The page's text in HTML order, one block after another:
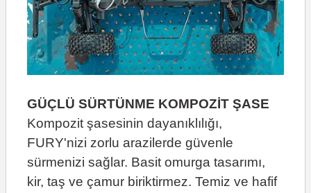
GÜÇLÜ SÜRTÜNME KOMPOZİT ŞASE
Kompozit şasesinin dayanıklılığı,
FURY'nizi zorlu arazilerde güvenle
sürmenizi sağlar. Basit omurga tasarımı,
kir, taş ve çamur biriktirmez. Temiz ve hafif